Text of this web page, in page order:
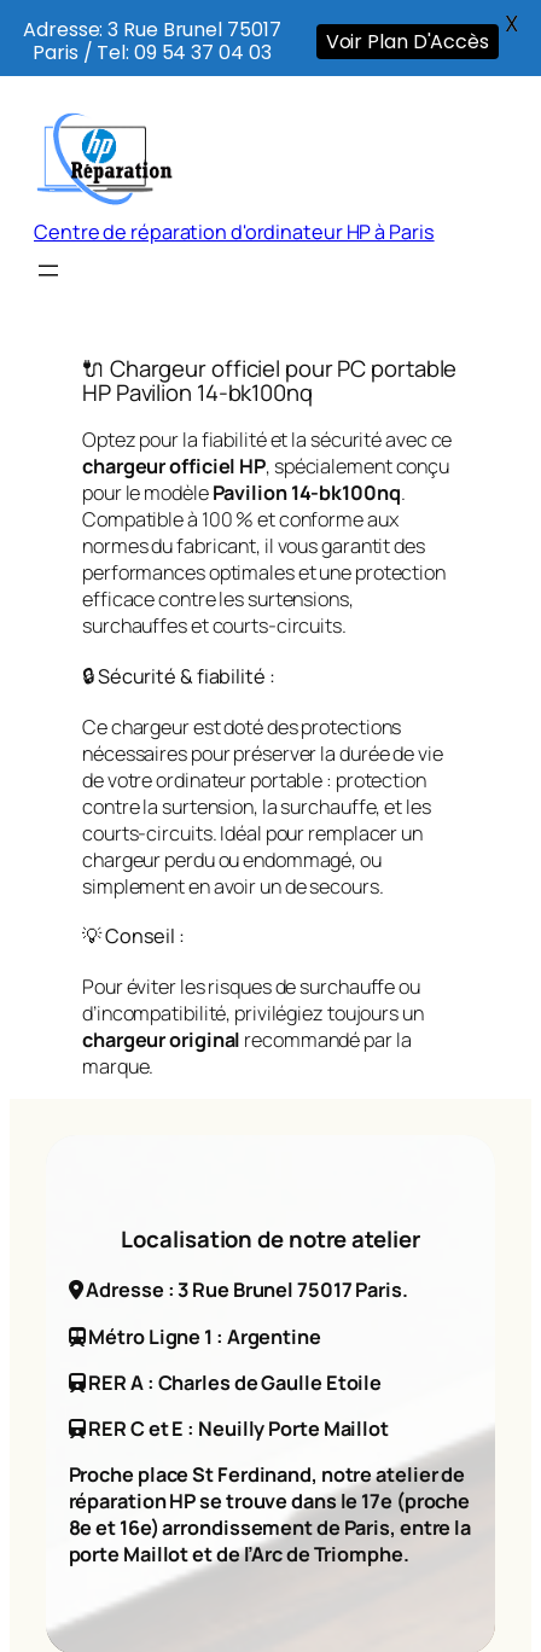
contenu
Centre de réparation d'ordinateur HP à Paris
🔌 Chargeur officiel pour PC portable
HP Pavilion 14-bk100nq
Optez pour la fiabilité et la sécurité avec ce
chargeur officiel HP, spécialement conçu
pour le modèlePavilion 14-bk100nq.
Compatible à 100 % et conforme aux
normes du fabricant, il vous garantit des
performances optimales et une protection
efficace contre les surtensions,
surchauffes et courts-circuits.
🔒 Sécurité & fiabilité :
Ce chargeur est doté des protections
nécessaires pour préserver la durée de vie
de votre ordinateur portable : protection
contre la surtension, la surchauffe, et les
courts-circuits. Idéal pour remplacer un
chargeur perdu ou endommagé, ou
simplement en avoir un de secours.
💡 Conseil :
Pour éviter les risques de surchauffe ou
d’incompatibilité, privilégiez toujours un
chargeur original recommandé par la
marque.
Localisation de notre atelier
Adresse : 3 Rue Brunel 75017 Paris.
Métro Ligne 1 : Argentine
RER A : Charles de Gaulle Etoile
RER C et E : Neuilly Porte Maillot
Proche place St Ferdinand, notre atelier de
réparation HP se trouve dans le 17e (proche
8e et 16e) arrondissement de Paris, entre la
porte Maillot et de l’Arc de Triomphe.
Adresse: 3 Rue Brunel 75017
Paris / Tel: 09 54 37 04 03
Voir Plan D'Accès
X